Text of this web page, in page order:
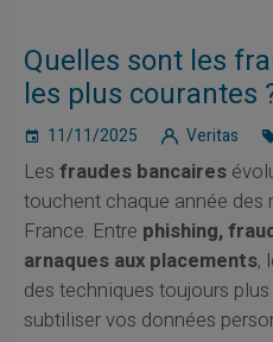
Quelles sont les
les plus courantes
11/11/2025 Veritas
Les fraudes bancaires
touchent chaque année des
France. Entre phishing,
arnaques aux placements,
des techniques toujours
subtiliser vos données